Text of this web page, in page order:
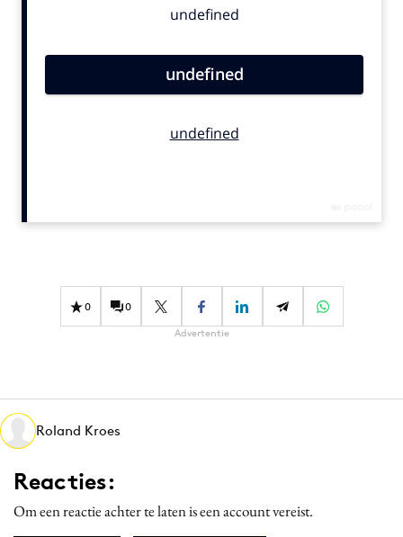
Contentmarketing
Effectiviteit
Gedragsverandering
Martech
Media
Merkstrategie
PR
Programmatic
0 0
Advertentie
Roland Kroes
Reacties:
Om een reactie achter te laten is een account vereist.